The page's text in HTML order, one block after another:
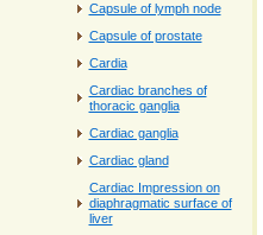
Capsule of lymph node
Capsule of prostate
Cardia
Cardiac branches of
thoracic ganglia
Cardiac ganglia
Cardiac gland
Cardiac Impression on
diaphragmatic surface of
liver